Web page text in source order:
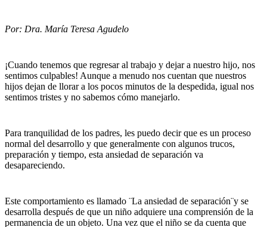
Por: Dra. María Teresa Agudelo
¡Cuando tenemos que regresar al trabajo y dejar a nuestro hijo, nos
sentimos culpables! Aunque a menudo nos cuentan que nuestros
hijos dejan de llorar a los pocos minutos de la despedida, igual nos
sentimos tristes y no sabemos cómo manejarlo.
Para tranquilidad de los padres, les puedo decir que es un proceso
normal del desarrollo y que generalmente con algunos trucos,
preparación y tiempo, esta ansiedad de separación va
desapareciendo.
Este comportamiento es llamado ¨La ansiedad de separación¨y se
desarrolla después de que un niño adquiere una comprensión de la
permanencia de un objeto. Una vez que el niño se da cuenta que